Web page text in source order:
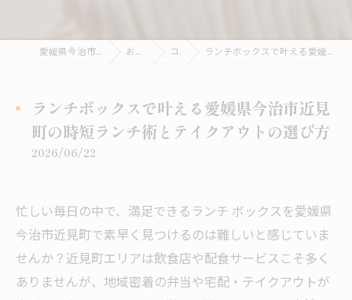
愛媛県今治市のうどんならこがね製麺所 お役立ち情報 コラム ランチボックスで叶える愛媛県今治市近見町の時短ランチ術とテイクアウトの選び方
ランチボックスで叶える愛媛県今治市近見
町の時短ランチ術とテイクアウトの選び方
2026/06/22
忙しい毎日の中で、満足できるランチ ボックスを愛媛県
今治市近見町で素早く見つけるのは難しいと感じていま
せんか？近見町エリアは飲食店や配食サービスこそ多く
ありませんが、地域密着の弁当や宅配・テイクアウトが